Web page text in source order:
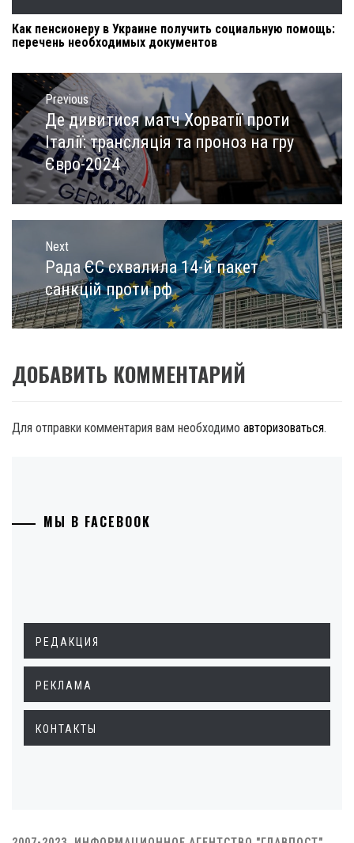
Как пенсионеру в Украине получить социальную помощь:
перечень необходимых документов
Навигация
по
записям
Previous
Previous
post:
Де дивитися матч Хорватії проти
Італії: трансляція та проноз на гру
Євро-2024
Next
Next
post:
Рада ЄС схвалила 14-й пакет
санкцій проти рф
ДОБАВИТЬ КОММЕНТАРИЙ
Для отправки комментария вам необходимо авторизоваться.
МЫ В FACEBOOK
РЕДАКЦИЯ
РЕКЛАМА
КОНТАКТЫ